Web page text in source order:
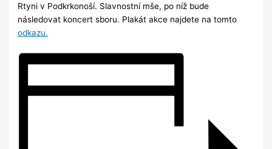
Rtyni v Podkrkonoší. Slavnostní mše, po níž bude
následovat koncert sboru. Plakát akce najdete na tomto
odkazu.